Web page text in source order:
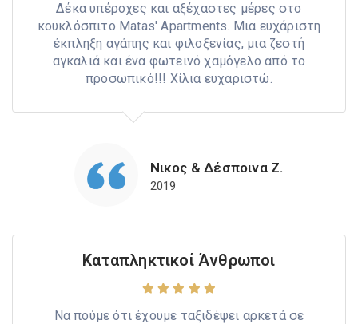
Δέκα υπέροχες και αξέχαστες μέρες στο
κουκλόσπιτο Matas' Apartments. Μια ευχάριστη
έκπληξη αγάπης και φιλοξενίας, μια ζεστή
αγκαλιά και ένα φωτεινό χαμόγελο από το
προσωπικό!!! Χίλια ευχαριστώ.
Νικος & Δέσποινα Ζ.
2019
Καταπληκτικοί Άνθρωποι
Να πούμε ότι έχουμε ταξιδέψει αρκετά σε